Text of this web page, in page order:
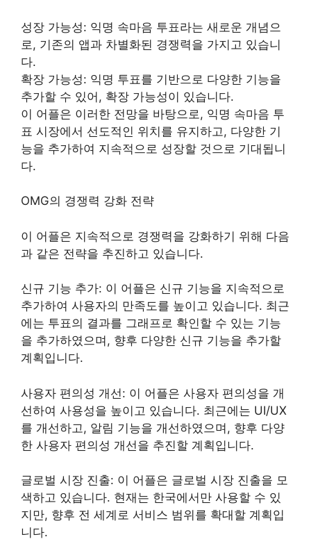
성장 가능성: 익명 속마음 투표라는 새로운 개념으
로, 기존의 앱과 차별화된 경쟁력을 가지고 있습니
다.
확장 가능성: 익명 투표를 기반으로 다양한 기능을
추가할 수 있어, 확장 가능성이 있습니다.
이 어플은 이러한 전망을 바탕으로, 익명 속마음 투
표 시장에서 선도적인 위치를 유지하고, 다양한 기
능을 추가하여 지속적으로 성장할 것으로 기대됩니
다.
OMG의 경쟁력 강화 전략
이 어플은 지속적으로 경쟁력을 강화하기 위해 다음
과 같은 전략을 추진하고 있습니다.
신규 기능 추가: 이 어플은 신규 기능을 지속적으로
추가하여 사용자의 만족도를 높이고 있습니다. 최근
에는 투표의 결과를 그래프로 확인할 수 있는 기능
을 추가하였으며, 향후 다양한 신규 기능을 추가할
계획입니다.
사용자 편의성 개선: 이 어플은 사용자 편의성을 개
선하여 사용성을 높이고 있습니다. 최근에는 UI/UX
를 개선하고, 알림 기능을 개선하였으며, 향후 다양
한 사용자 편의성 개선을 추진할 계획입니다.
글로벌 시장 진출: 이 어플은 글로벌 시장 진출을 모
색하고 있습니다. 현재는 한국에서만 사용할 수 있
지만, 향후 전 세계로 서비스 범위를 확대할 계획입
니다.